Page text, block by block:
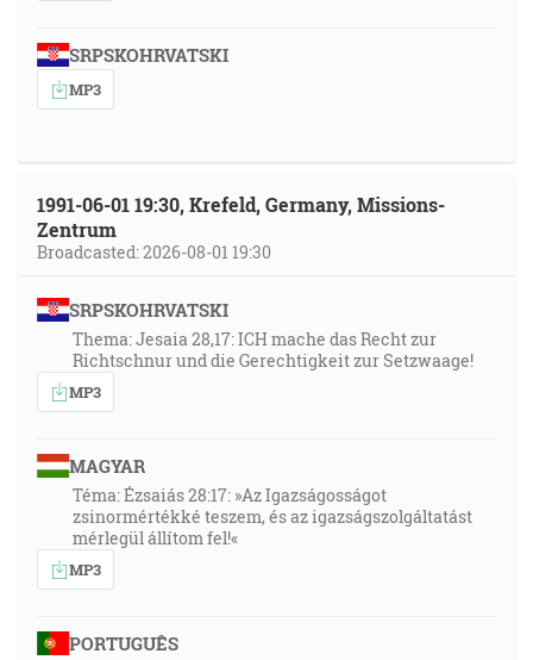
SRPSKOHRVATSKI
MP3
1991-06-01 19:30, Krefeld, Germany, Missions-
Zentrum
Broadcasted: 2026-08-01 19:30
SRPSKOHRVATSKI
Thema: Jesaia 28,17: ICH mache das Recht zur
Richtschnur und die Gerechtigkeit zur Setzwaage!
MP3
MAGYAR
Téma: Ézsaiás 28:17: »Az Igazságosságot
zsinormértékké teszem, és az igazságszolgáltatást
mérlegül állítom fel!«
MP3
PORTUGUÊS